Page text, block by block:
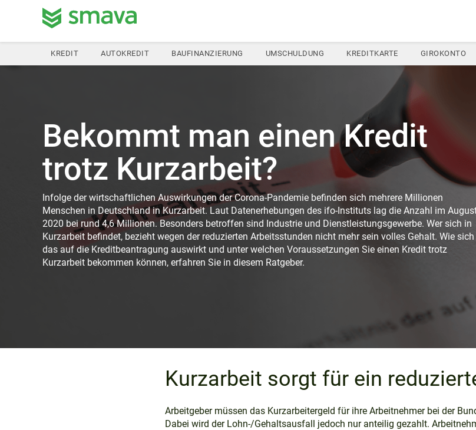
KREDIT AUTOKREDIT BAUFINANZIERUNG UMSCHULDUNG KREDITKARTE GIROKONTO
Bekommt man einen Kredit
trotz Kurzarbeit?
Infolge der wirtschaftlichen Auswirkungen der Corona-Pandemie befinden sich mehrere Millionen
Menschen in Deutschland in Kurzarbeit. Laut Datenerhebungen des ifo-Instituts lag die Anzahl im
2020 bei rund 4,6 Millionen. Besonders betroffen sind Industrie und Dienstleistungsgewerbe. Wer sich in
Kurzarbeit befindet, bezieht wegen der reduzierten Arbeitsstunden nicht mehr sein volles Gehalt. Wie sich
das auf die Kreditbeantragung auswirkt und unter welchen Voraussetzungen Sie einen Kredit trotz
Kurzarbeit bekommen können, erfahren Sie in diesem Ratgeber.
Kurzarbeit sorgt für ein
Arbeitgeber müssen das Kurzarbeitergeld für ihre Arbeitnehmer bei der
Dabei wird der Lohn-/Gehaltsausfall jedoch nur anteilig gezahlt.